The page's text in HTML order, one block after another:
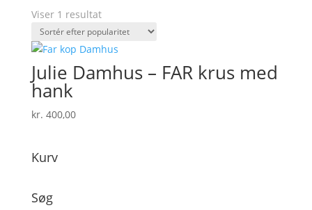
Viser 1 resultat
Julie Damhus – FAR krus med
hank
kr. 400,00
Kurv
Søg